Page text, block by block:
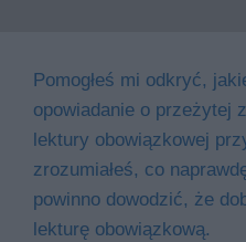
Pomogłeś mi odkryć,
opowiadanie o przeżytej
lektury obowiązkowej
zrozumiałeś, co
powinno dowodzić, że
lekturę obowiązkową.